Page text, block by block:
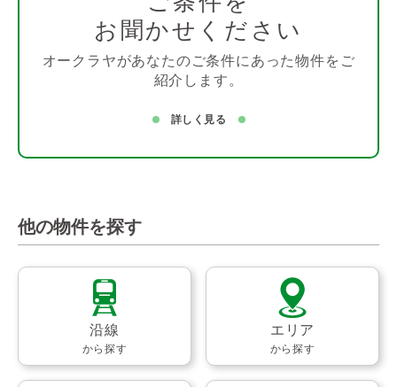
お聞かせください
オークラヤがあなたのご条件にあった物件をご
紹介します。
詳しく見る
他の物件を探す
沿線
から探す
エリア
から探す